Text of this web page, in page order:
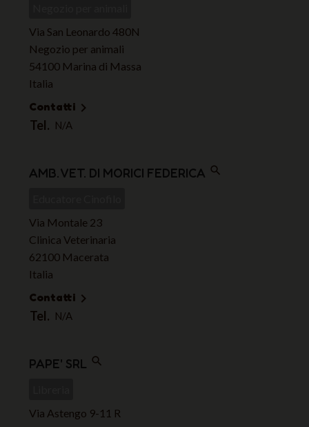
Via San Leonardo 480N
Negozio per animali
54100 Marina di Massa
Italia
Contatti 
Tel. N/A
AMB. VET. DI MORICI FEDERICA search
Via Montale 23
Clinica Veterinaria
62100 Macerata
Italia
Contatti 
Tel. N/A
PAPE' SRL search
Via Astengo 9-11 R